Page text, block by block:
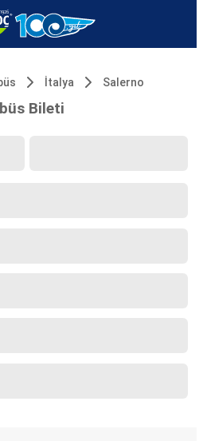
İtalya Salerno
Bileti